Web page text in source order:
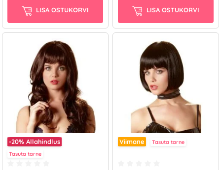
LISA OSTUKORVI LISA OSTUKORVI
-20% Allahindlus
Tasuta tarne
Viimane Tasuta tarne